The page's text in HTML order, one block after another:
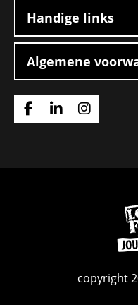
Handige links
Algemene
Ga
Ga
Ga
Ga
de
copyright